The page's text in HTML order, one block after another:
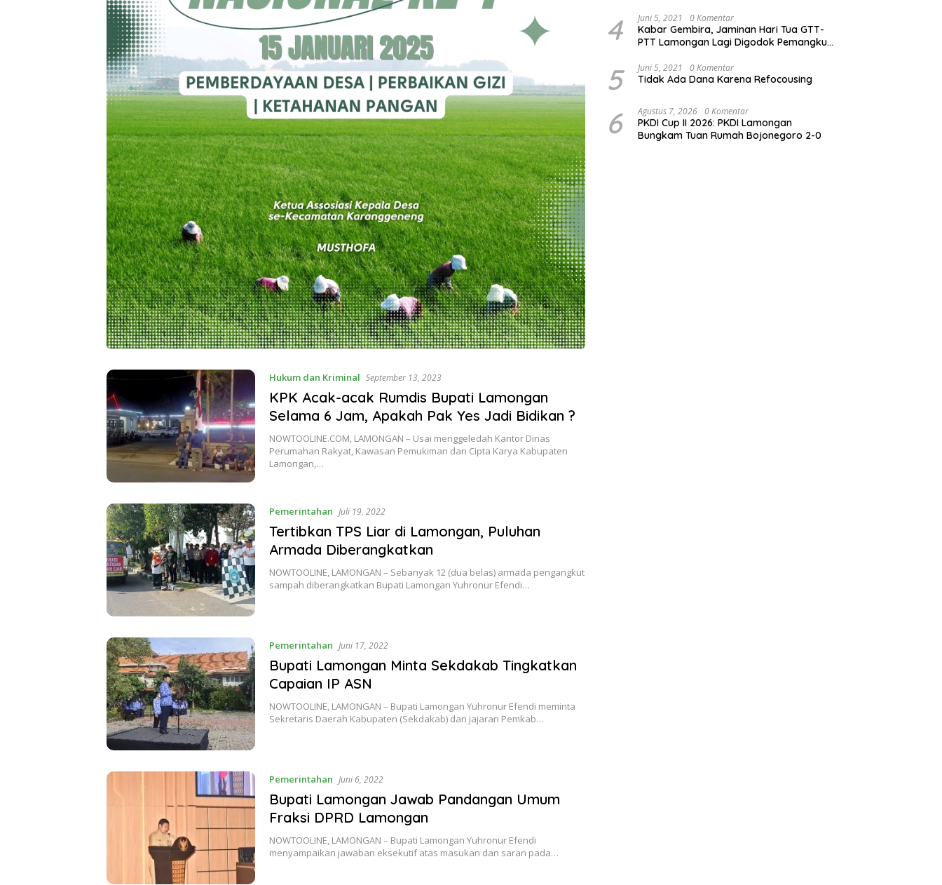
Hukum dan Kriminal September 13, 2023
KPK Acak-acak Rumdis Bupati Lamongan
Selama 6 Jam, Apakah Pak Yes Jadi Bidikan ?
NOWTOOLINE.COM, LAMONGAN – Usai menggeledah Kantor Dinas
Perumahan Rakyat, Kawasan Pemukiman dan Cipta Karya Kabupaten
Lamongan,…
Pemerintahan Juli 19, 2022
Tertibkan TPS Liar di Lamongan, Puluhan
Armada Diberangkatkan
NOWTOOLINE, LAMONGAN – Sebanyak 12 (dua belas) armada pengangkut
sampah diberangkatkan Bupati Lamongan Yuhronur Efendi…
Pemerintahan Juni 17, 2022
Bupati Lamongan Minta Sekdakab Tingkatkan
Capaian IP ASN
NOWTOOLINE, LAMONGAN – Bupati Lamongan Yuhronur Efendi meminta
Sekretaris Daerah Kabupaten (Sekdakab) dan jajaran Pemkab…
Pemerintahan Juni 6, 2022
Bupati Lamongan Jawab Pandangan Umum
Fraksi DPRD Lamongan
NOWTOOLINE, LAMONGAN – Bupati Lamongan Yuhronur Efendi
menyampaikan jawaban eksekutif atas masukan dan saran pada…
4 Juni 5, 2021 0 Komentar
Kabar Gembira, Jaminan Hari Tua GTT-
PTT Lamongan Lagi Digodok Pemangku
5 Juni 5, 2021 0 Komentar
Tidak Ada Dana Karena Refocousing
6 Agustus 7, 2026 0 Komentar
PKDI Cup II 2026: PKDI Lamongan
Bungkam Tuan Rumah Bojonegoro 2-0